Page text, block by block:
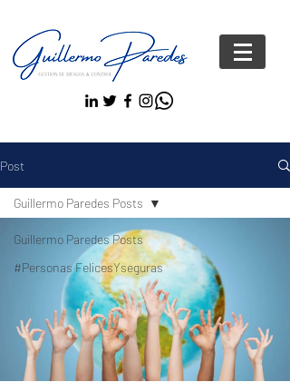
Post
Guillermo Paredes Posts
#Personas FelicesYseguras
Guillermo Paredes Posts